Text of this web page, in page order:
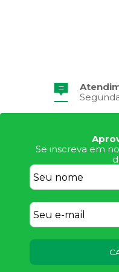
Se inscreva em